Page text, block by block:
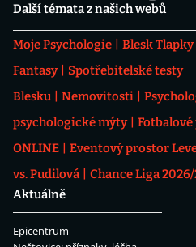
Další témata z našich webů
Moje Psychologie Blesk Tlapky
Fantasy
Spotřebitelské testy
Blesku
Nemovitosti
psychologické mýty
ONLINE
Eventový prostor
vs. Pudilová
Chance Liga
Aktuálně
Epicentrum